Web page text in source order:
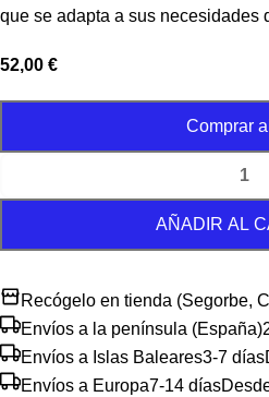
que se adapta a sus necesidades
52,00 €
AÑADIR AL
Comprar
Recógelo en tienda (Segorbe,
Envíos a la península (España)
Envíos a Islas Baleares3-7 días
Envíos a Europa7-14 días